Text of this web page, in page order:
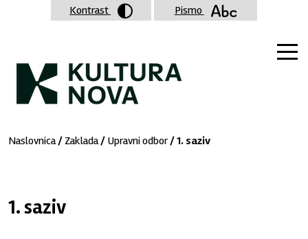
Naslovnica/Zaklada/ Upravni odbor/ 1. saziv
1. saziv
Kontrast Pismo